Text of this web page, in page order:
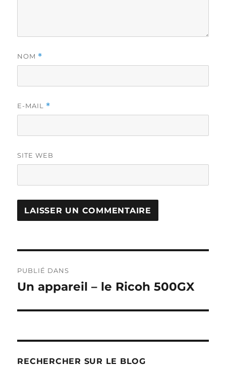
NOM *
E-MAIL *
SITE WEB
de
PUBLIÉ DANS
Un appareil – le Ricoh 500GX
RECHERCHER SUR LE BLOG